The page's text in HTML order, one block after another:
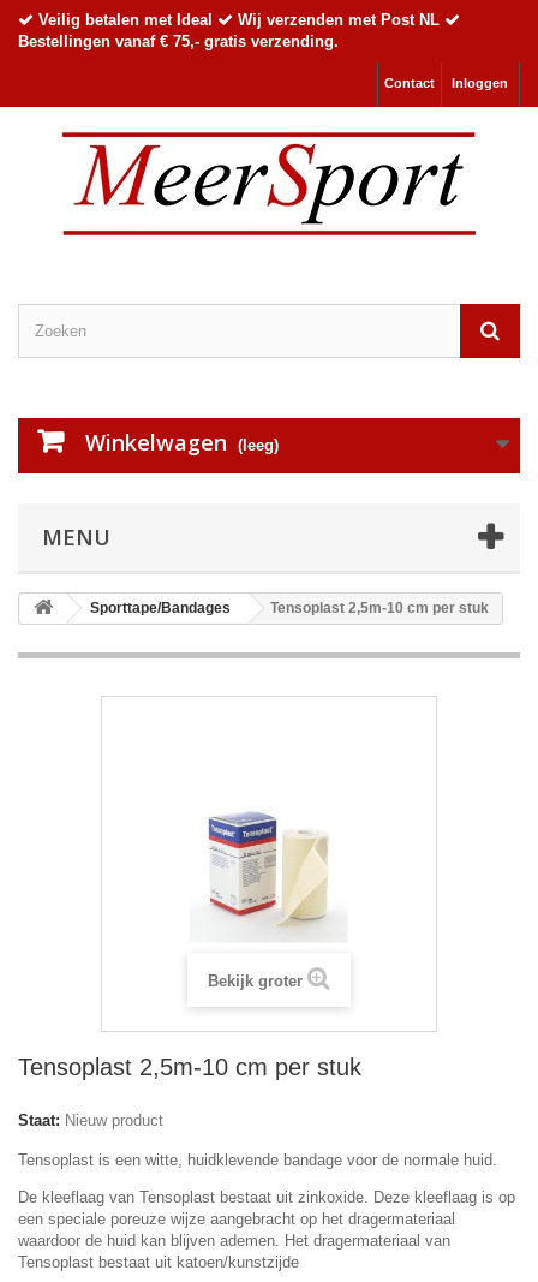
Veilig betalen met Ideal
Wij verzenden met Post NL
Bestellingen vanaf € 75,- gratis verzending.
Inloggen
Contact
Winkelwagen (leeg)
MENU
Sporttape/Bandages Tensoplast 2,5m-10 cm per stuk
Bekijk groter
Tensoplast 2,5m-10 cm per stuk
Staat: Nieuw product
Tensoplast is een witte, huidklevende bandage voor de normale huid.
De kleeflaag van Tensoplast bestaat uit zinkoxide. Deze kleeflaag is op
een speciale poreuze wijze aangebracht op het dragermateriaal
waardoor de huid kan blijven ademen. Het dragermateriaal van
Tensoplast bestaat uit katoen/kunstzijde